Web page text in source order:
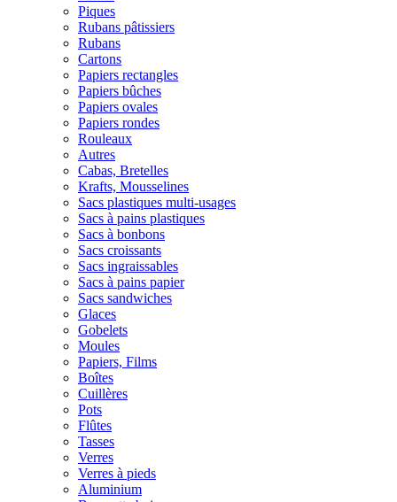
Piques
Rubans pâtissiers
Rubans
Cartons
Papiers rectangles
Papiers bûches
Papiers ovales
Papiers rondes
Rouleaux
Autres
Cabas, Bretelles
Krafts, Mousselines
Sacs plastiques multi-usages
Sacs à pains plastiques
Sacs à bonbons
Sacs croissants
Sacs ingraissables
Sacs à pains papier
Sacs sandwiches
Glaces
Gobelets
Moules
Papiers, Films
Boîtes
Cuillères
Pots
Flûtes
Tasses
Verres
Verres à pieds
Aluminium